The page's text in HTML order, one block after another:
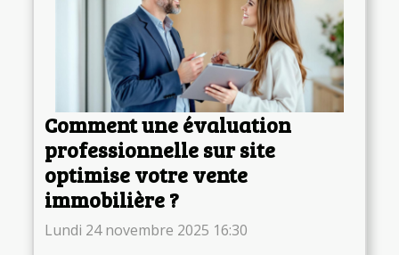
Comment une évaluation
professionnelle sur site
optimise votre vente
immobilière ?
Lundi 24 novembre 2025 16:30